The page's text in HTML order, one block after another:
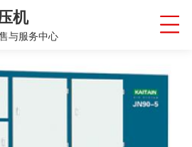
机
与服务中心